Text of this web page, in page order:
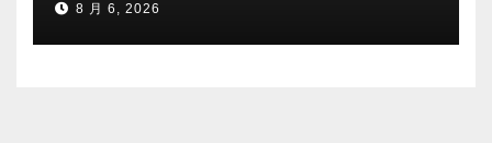
8 月 6, 2026